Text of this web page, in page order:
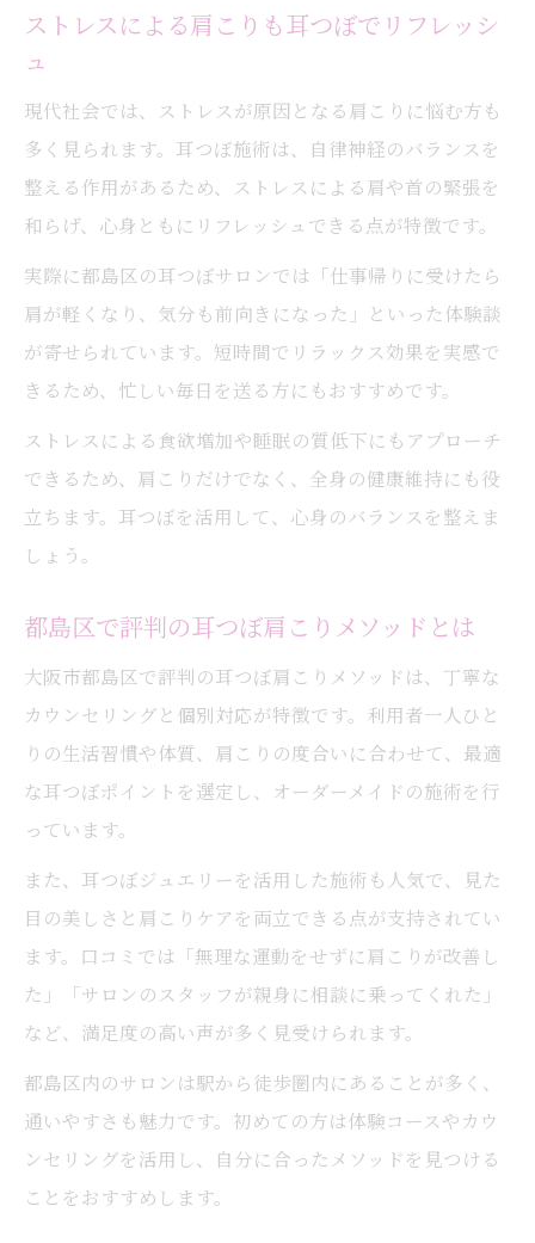
ストレスによる肩こりも耳つぼでリフレッシ
ュ
現代社会では、ストレスが原因となる肩こりに悩む方も
多く見られます。耳つぼ施術は、自律神経のバランスを
整える作用があるため、ストレスによる肩や首の緊張を
和らげ、心身ともにリフレッシュできる点が特徴です。
実際に都島区の耳つぼサロンでは「仕事帰りに受けたら
肩が軽くなり、気分も前向きになった」といった体験談
が寄せられています。短時間でリラックス効果を実感で
きるため、忙しい毎日を送る方にもおすすめです。
ストレスによる食欲増加や睡眠の質低下にもアプローチ
できるため、肩こりだけでなく、全身の健康維持にも役
立ちます。耳つぼを活用して、心身のバランスを整えま
しょう。
都島区で評判の耳つぼ肩こりメソッドとは
大阪市都島区で評判の耳つぼ肩こりメソッドは、丁寧な
カウンセリングと個別対応が特徴です。利用者一人ひと
りの生活習慣や体質、肩こりの度合いに合わせて、最適
な耳つぼポイントを選定し、オーダーメイドの施術を行
っています。
また、耳つぼジュエリーを活用した施術も人気で、見た
目の美しさと肩こりケアを両立できる点が支持されてい
ます。口コミでは「無理な運動をせずに肩こりが改善し
た」「サロンのスタッフが親身に相談に乗ってくれた」
など、満足度の高い声が多く見受けられます。
都島区内のサロンは駅から徒歩圏内にあることが多く、
通いやすさも魅力です。初めての方は体験コースやカウ
ンセリングを活用し、自分に合ったメソッドを見つける
ことをおすすめします。